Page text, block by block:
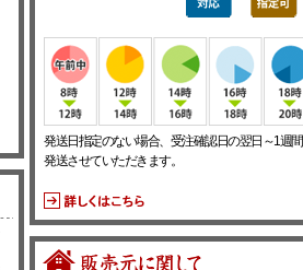
発送日指定のない場合、受注確認日の翌日～1週
発送させていただきます。